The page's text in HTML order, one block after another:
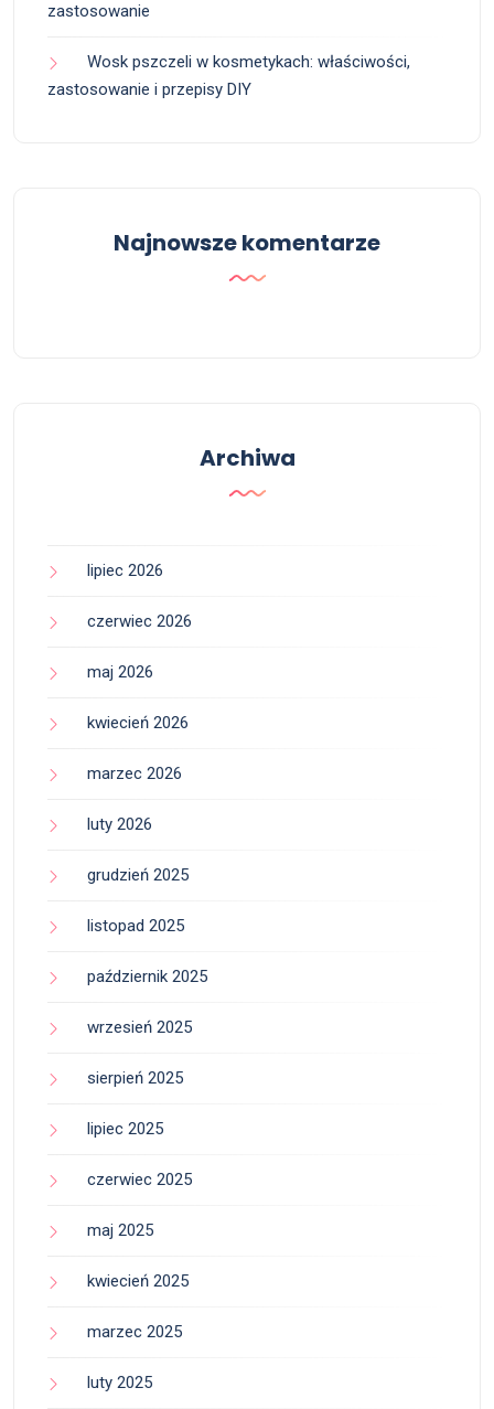
zastosowanie
Wosk pszczeli w kosmetykach: właściwości,
zastosowanie i przepisy DIY
Najnowsze komentarze
Archiwa
lipiec 2026
czerwiec 2026
maj 2026
kwiecień 2026
marzec 2026
luty 2026
grudzień 2025
listopad 2025
październik 2025
wrzesień 2025
sierpień 2025
lipiec 2025
czerwiec 2025
maj 2025
kwiecień 2025
marzec 2025
luty 2025